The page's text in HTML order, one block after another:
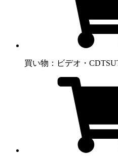
買い物：ビデオ・CD